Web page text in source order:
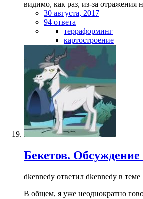
видимо, как раз, из-за отражения
30 августа, 2017
94 ответа
терраформинг
картостроение
Бекетов. Обсуждение
dkennedy ответил dkennedy в теме
В общем, я уже неоднократно